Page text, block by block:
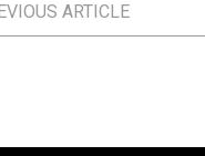
ARTICLE